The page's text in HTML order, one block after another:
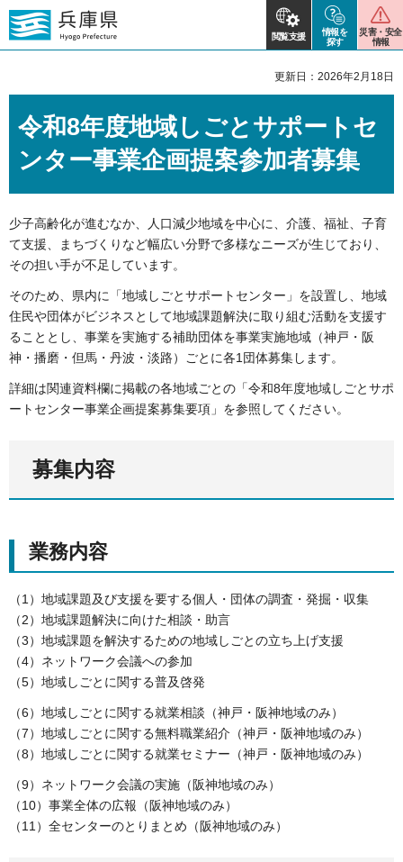
閲覧支援
情報を
探す
災害・安全
情報
更新日：2026年2月18日
令和8年度地域しごとサポートセ
ンター事業企画提案参加者募集
少子高齢化が進むなか、人口減少地域を中心に、介護、福祉、子育
て支援、まちづくりなど幅広い分野で多様なニーズが生じており、
その担い手が不足しています。
そのため、県内に「地域しごとサポートセンター」を設置し、地域
住民や団体がビジネスとして地域課題解決に取り組む活動を支援す
ることとし、事業を実施する補助団体を事業実施地域（神戸・阪
神・播磨・但馬・丹波・淡路）ごとに各1団体募集します。
詳細は関連資料欄に掲載の各地域ごとの「令和8年度地域しごとサポ
ートセンター事業企画提案募集要項」を参照してください。
募集内容
業務内容
（1）地域課題及び支援を要する個人・団体の調査・発掘・収集
（2）地域課題解決に向けた相談・助言
（3）地域課題を解決するための地域しごとの立ち上げ支援
（4）ネットワーク会議への参加
（5）地域しごとに関する普及啓発
（6）地域しごとに関する就業相談（神戸・阪神地域のみ）
（7）地域しごとに関する無料職業紹介（神戸・阪神地域のみ）
（8）地域しごとに関する就業セミナー（神戸・阪神地域のみ）
（9）ネットワーク会議の実施（阪神地域のみ）
（10）事業全体の広報（阪神地域のみ）
（11）全センターのとりまとめ（阪神地域のみ）